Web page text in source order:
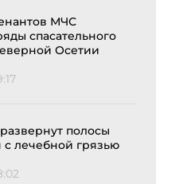
МЧС
спасательного
Осетии
полосы
с лечебной грязью